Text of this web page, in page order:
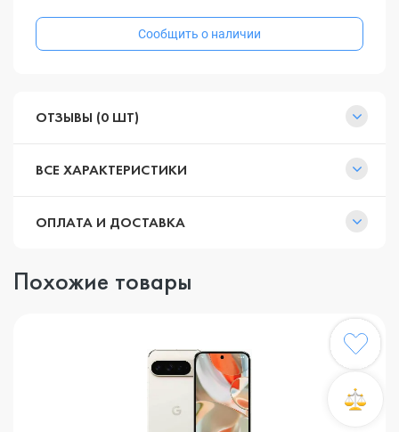
Сообщить о наличии
ОТЗЫВЫ (0 ШТ)
ВСЕ ХАРАКТЕРИСТИКИ
ОПЛАТА И ДОСТАВКА
Похожие товары